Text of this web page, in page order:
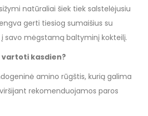
natūraliai šiek tiek salstelėjusiu
gerti tiesiog sumaišius su
savo mėgstamą baltyminį kokteilį.
vartoti kasdien?
amino rūgštis, kurią galima
rekomenduojamos paros